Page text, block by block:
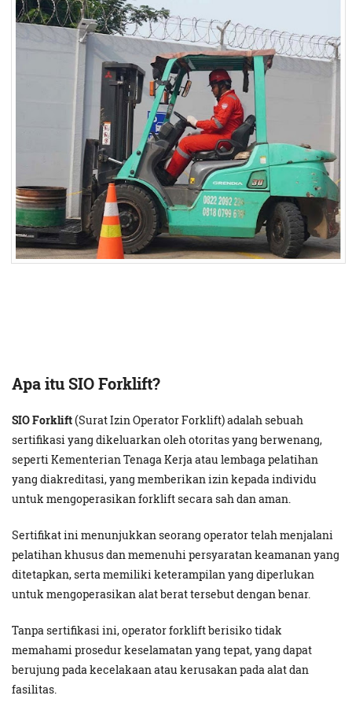
Apa itu SIO Forklift?
SIO Forklift(Surat Izin Operator Forklift) adalah sebuah
sertifikasi yang dikeluarkan oleh otoritas yang berwenang,
seperti Kementerian Tenaga Kerja atau lembaga pelatihan
yang diakreditasi, yang memberikan izin kepada individu
untuk mengoperasikan forklift secara sah dan aman.
Sertifikat ini menunjukkan seorang operator telah menjalani
pelatihan khusus dan memenuhi persyaratan keamanan yang
ditetapkan, serta memiliki keterampilan yang diperlukan
untuk mengoperasikan alat berat tersebut dengan benar.
Tanpa sertifikasi ini, operator forklift berisiko tidak
memahami prosedur keselamatan yang tepat, yang dapat
berujung pada kecelakaan atau kerusakan pada alat dan
fasilitas.